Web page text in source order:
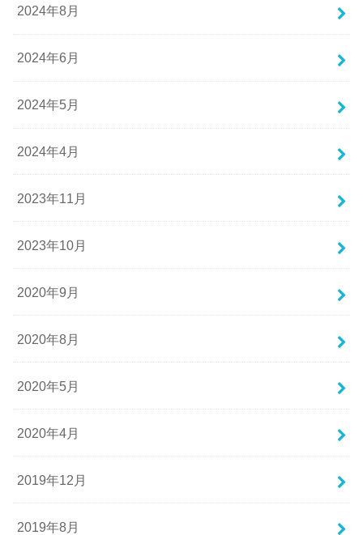
2024年8月
2024年6月
2024年5月
2024年4月
2023年11月
2023年10月
2020年9月
2020年8月
2020年5月
2020年4月
2019年12月
2019年8月